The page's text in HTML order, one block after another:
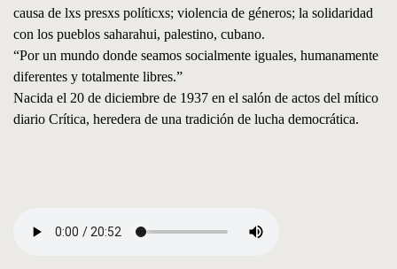
causa de lxs presxs políticxs; violencia de géneros; la solidaridad
con los pueblos saharahui, palestino, cubano.
“Por un mundo donde seamos socialmente iguales, humanamente
diferentes y totalmente libres.”
Nacida el 20 de diciembre de 1937 en el salón de actos del mítico
diario Crítica, heredera de una tradición de lucha democrática.